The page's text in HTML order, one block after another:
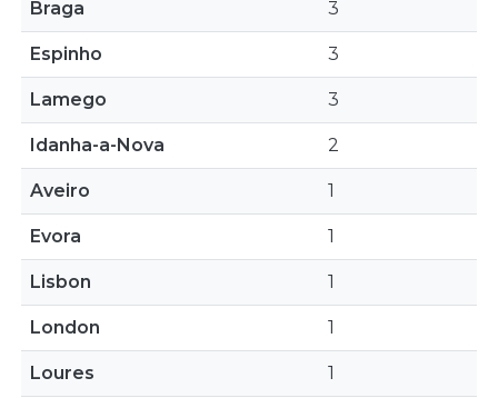
Braga 3
Espinho 3
Lamego 3
Idanha-a-Nova 2
Aveiro 1
Evora 1
Lisbon 1
London 1
Loures 1